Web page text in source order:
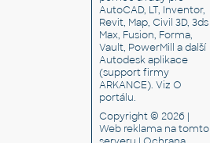
AutoCAD, LT, Inventor,
Revit, Map, Civil 3D, 3ds
Max, Fusion, Forma,
Vault, PowerMill a další
Autodesk aplikace
(support firmy
ARKANCE). VizO
portálu.
Copyright © 2026 |
Web reklama na tomto